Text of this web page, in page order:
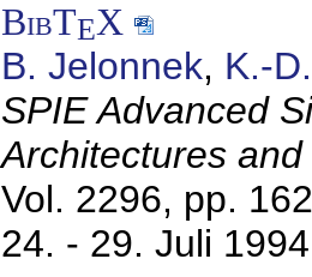
BibTEX
B. Jelonnek, K.-
SPIE Advanced
Architectures
Vol. 2296, pp.
24. - 29. Juli 1994